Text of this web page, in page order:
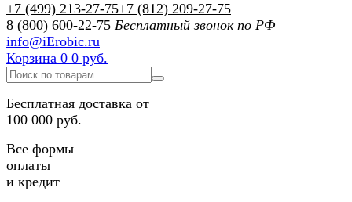
+7 (499) 213-27-75+7 (812) 209-27-75
8 (800) 600-22-75 Бесплатный звонок по РФ
info@iErobic.ru
Корзина 0 0 руб.
Бесплатная доставка от
100 000 руб.
Все формы
оплаты
и кредит